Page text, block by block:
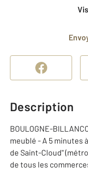
Description
BOULOGNE-
meublé - A 5 minutes
de Saint-Cloud"
de tous les